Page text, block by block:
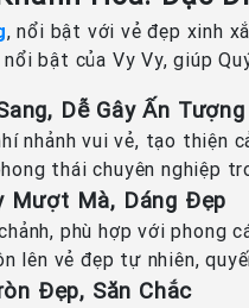
, nổi bật với vẻ đẹp xinh
bật của Vy Vy, giúp
Dễ Gây Ấn Tượng
nhảnh vui vẻ, tạo thiện
thái chuyên nghiệp
Mượt Mà, Dáng Đẹp
phù hợp với phong
lên vẻ đẹp tự nhiên,
Đẹp, Săn Chắc